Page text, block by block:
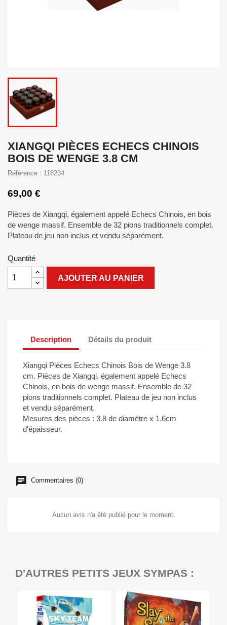
XIANGQI PIÈCES ECHECS CHINOIS
BOIS DE WENGE 3.8 CM
Référence : 118234
69,00 €
Pièces de Xiangqi, également appelé Echecs Chinois, en bois
de wenge massif. Ensemble de 32 pions traditionnels complet.
Plateau de jeu non inclus et vendu séparément.
Quantité
AJOUTER AU PANIER
Description Détails du produit
Xiangqi Pièces Echecs Chinois Bois de Wenge 3.8
cm. Pièces de Xiangqi, également appelé Echecs
Chinois, en bois de wenge massif. Ensemble de 32
pions traditionnels complet. Plateau de jeu non inclus
et vendu séparément.
Mesures des pièces : 3.8 de diamètre x 1.6cm
d'épaisseur.
Commentaires (0)
Aucun avis n'a été publié pour le moment.
D'AUTRES PETITS JEUX SYMPAS :